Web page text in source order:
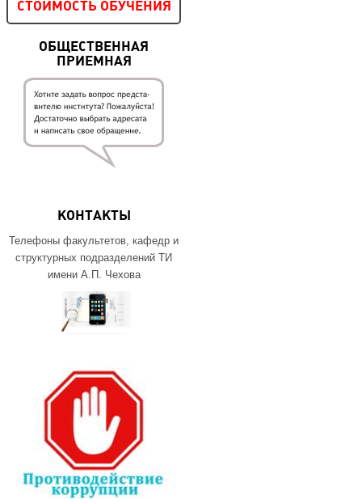
СТОИМОСТЬ ОБУЧЕНИЯ
ОБЩЕСТВЕННАЯ
ПРИЕМНАЯ
КОНТАКТЫ
Телефоны факультетов, кафедр и
структурных подразделений ТИ
имени А.П. Чехова